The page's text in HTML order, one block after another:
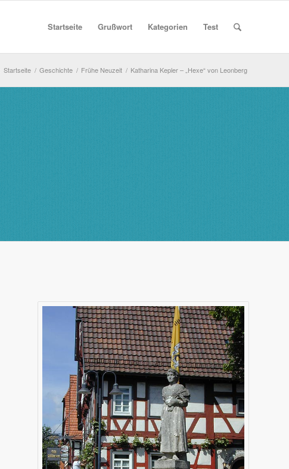
Startseite Grußwort Kategorien Test
Startseite / Geschichte / Frühe Neuzeit / Katharina Kepler – „Hexe“ von Leonberg